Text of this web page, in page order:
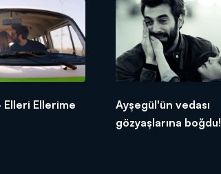
Elleri Ellerime
Ayşegül'ün vedası
gözyaşlarına boğdu!